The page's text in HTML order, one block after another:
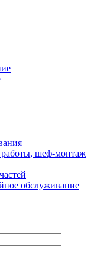
шеф-монтаж
обслуживание